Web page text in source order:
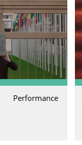
Performance